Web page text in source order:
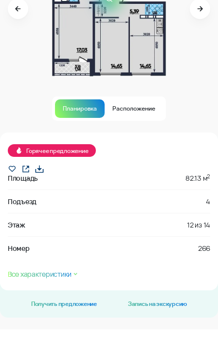
Планировка Расположение
Горячее предложение
Площадь 82.13 м2
Подъезд 4
Этаж 12из14
Номер 266
Все характеристики
Получить предложение Запись на экскурсию